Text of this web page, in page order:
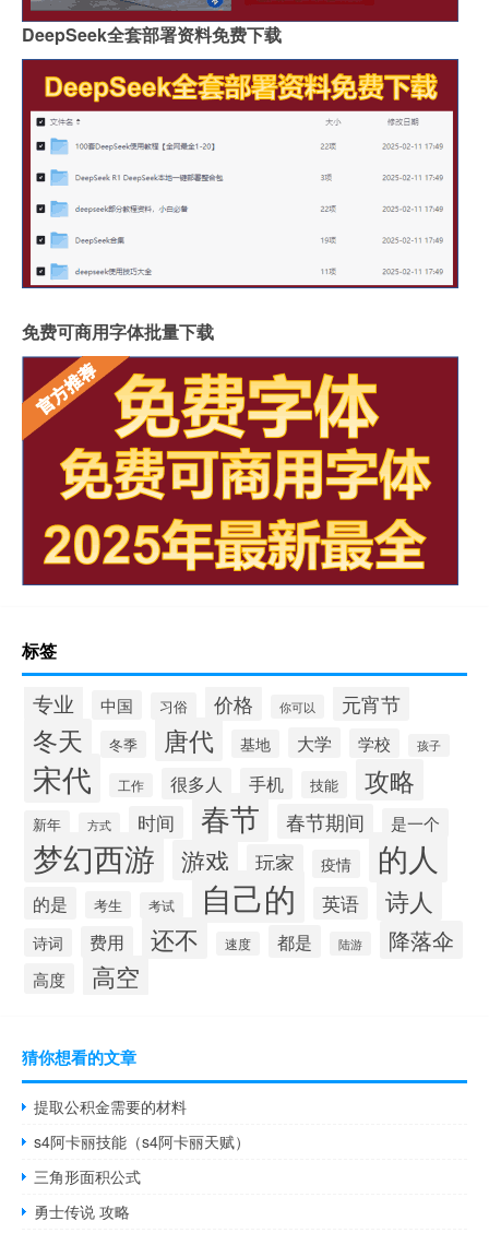
DeepSeek全套部署资料免费下载
免费可商用字体批量下载
标签
专业 中国 习俗 价格 你可以 元宵节
冬天 冬季 唐代 基地 大学 学校 孩子
宋代 工作 很多人 手机 技能 攻略
新年 方式 时间 春节 春节期间 是一个
梦幻西游 游戏 玩家 疫情 的人
的是 考生 考试 自己的 英语 诗人
诗词 费用 还不 速度 都是 陆游 降落伞
高度 高空
猜你想看的文章
提取公积金需要的材料
s4阿卡丽技能（s4阿卡丽天赋）
三角形面积公式
勇士传说 攻略